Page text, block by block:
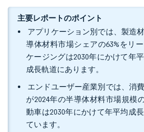
主要レポートのポイント
アプリケーション別では、製造
導体材料市場シェアの63%をリ
ケージングは2030年にかけて年
成長軌道にあります。
エンドユーザー産業別では、消
が2024年の半導体材料市場規模
動車は2030年にかけて年平均成
ています。